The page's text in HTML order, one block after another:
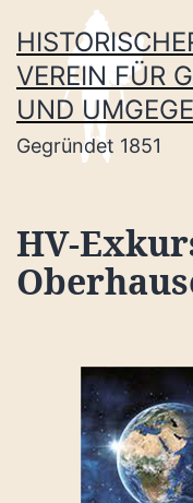
Inhalt
springen
VEREIN FÜR
UND
Gegründet 1851
HV-